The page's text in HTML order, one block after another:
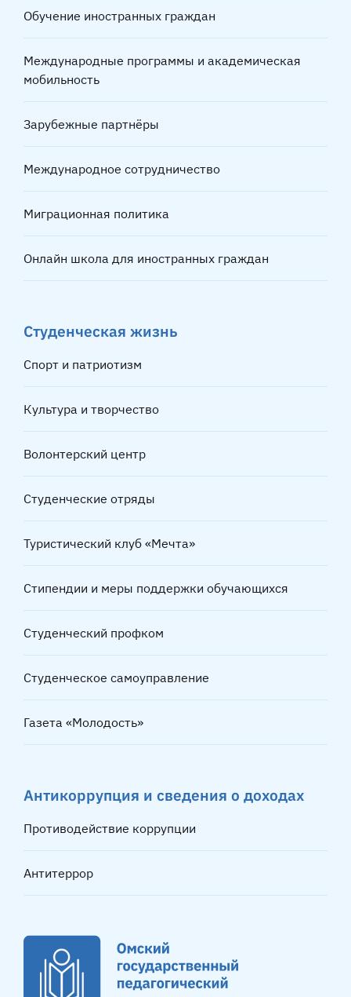
Обучение иностранных граждан
Международные программы и академическая
мобильность
Зарубежные партнёры
Международное сотрудничество
Миграционная политика
Онлайн школа для иностранных граждан
Студенческая жизнь
Спорт и патриотизм
Культура и творчество
Волонтерский центр
Студенческие отряды
Туристический клуб «Мечта»
Стипендии и меры поддержки обучающихся
Студенческий профком
Студенческое самоуправление
Газета «Молодость»
Антикоррупция и сведения о доходах
Противодействие коррупции
Антитеррор